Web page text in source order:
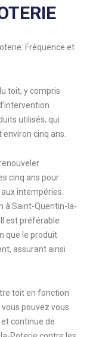
Fréquence et
toit, y compris
utilisés, qui
cinq ans.
cinq ans pour
intempéries.
à Saint-Quentin-la-
est préférable
que le produit
assurant ainsi
toit en fonction
pouvez vous
continue de